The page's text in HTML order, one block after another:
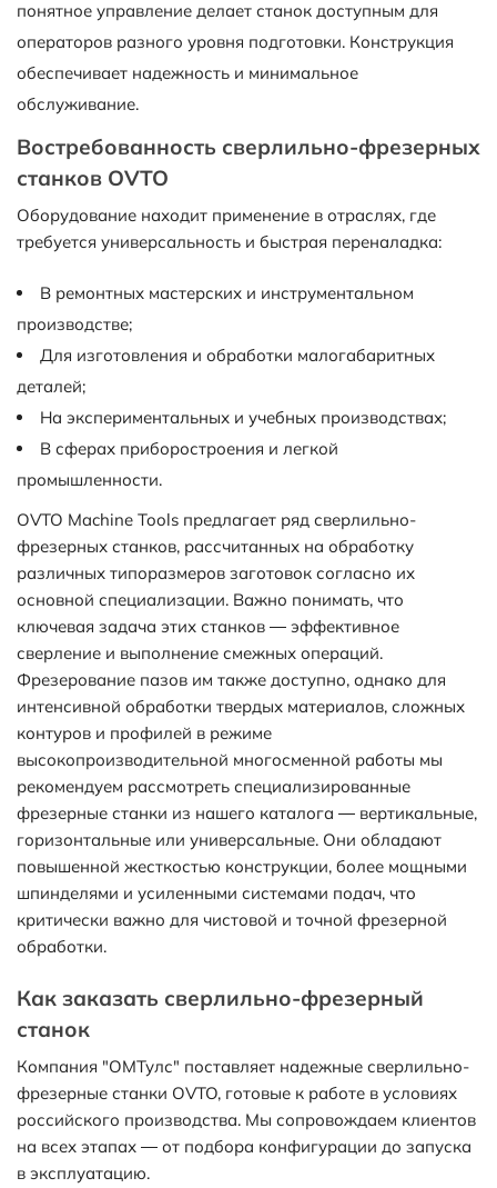
понятное управление делает станок доступным для
операторов разного уровня подготовки. Конструкция
обеспечивает надежность и минимальное
обслуживание.
Востребованность сверлильно-фрезерных
станков OVTO
Оборудование находит применение в отраслях, где
требуется универсальность и быстрая переналадка:
В ремонтных мастерских и инструментальном
производстве;
Для изготовления и обработки малогабаритных
деталей;
На экспериментальных и учебных производствах;
В сферах приборостроения и легкой
промышленности.
OVTO Machine Tools предлагает ряд сверлильно-
фрезерных станков, рассчитанных на обработку
различных типоразмеров заготовок согласно их
основной специализации. Важно понимать, что
ключевая задача этих станков — эффективное
сверление и выполнение смежных операций.
Фрезерование пазов им также доступно, однако для
интенсивной обработки твердых материалов, сложных
контуров и профилей в режиме
высокопроизводительной многосменной работы мы
рекомендуем рассмотреть специализированные
фрезерные станки из нашего каталога — вертикальные,
горизонтальные или универсальные. Они обладают
повышенной жесткостью конструкции, более мощными
шпинделями и усиленными системами подач, что
критически важно для чистовой и точной фрезерной
обработки.
Как заказать сверлильно-фрезерный
станок
Компания "ОМТулс" поставляет надежные сверлильно-
фрезерные станки OVTO, готовые к работе в условиях
российского производства. Мы сопровождаем клиентов
на всех этапах — от подбора конфигурации до запуска
в эксплуатацию.